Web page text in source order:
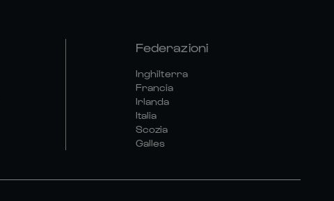
Federazioni
Inghilterra
Francia
Irlanda
Italia
Scozia
Galles